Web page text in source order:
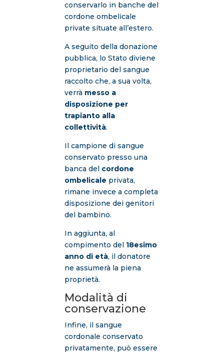
conservarlo in banche del
cordone ombelicale
private situate all’estero.
A seguito della donazione
pubblica, lo Stato diviene
proprietario del sangue
raccolto che, a sua volta,
verrà messo a
disposizione per
trapianto alla
collettività.
Il campione di sangue
conservato presso una
banca del cordone
ombelicale privata,
rimane invece a completa
disposizione dei genitori
del bambino.
In aggiunta, al
compimento del 18esimo
anno di età, il donatore
ne assumerà la piena
proprietà.
Modalità di
conservazione
Infine, il sangue
cordonale conservato
privatamente, può essere